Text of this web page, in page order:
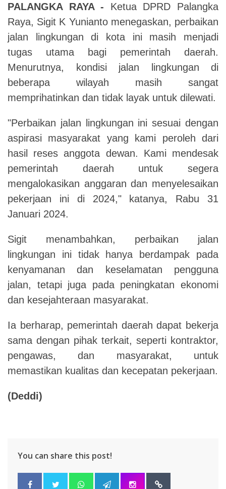
PALANGKA RAYA - Ketua DPRD Palangka
Raya, Sigit K Yunianto menegaskan, perbaikan
jalan lingkungan di kota ini masih menjadi
tugas utama bagi pemerintah daerah.
Menurutnya, kondisi jalan lingkungan di
beberapa wilayah masih sangat
memprihatinkan dan tidak layak untuk dilewati.
"Perbaikan jalan lingkungan ini sesuai dengan
aspirasi masyarakat yang kami peroleh dari
hasil reses anggota dewan. Kami mendesak
pemerintah daerah untuk segera
mengalokasikan anggaran dan menyelesaikan
pekerjaan ini di 2024," katanya, Rabu 31
Januari 2024.
Sigit menambahkan, perbaikan jalan
lingkungan ini tidak hanya berdampak pada
kenyamanan dan keselamatan pengguna
jalan, tetapi juga pada peningkatan ekonomi
dan kesejahteraan masyarakat.
Ia berharap, pemerintah daerah dapat bekerja
sama dengan pihak terkait, seperti kontraktor,
pengawas, dan masyarakat, untuk
memastikan kualitas dan kecepatan pekerjaan.
(Deddi)
You can share this post!